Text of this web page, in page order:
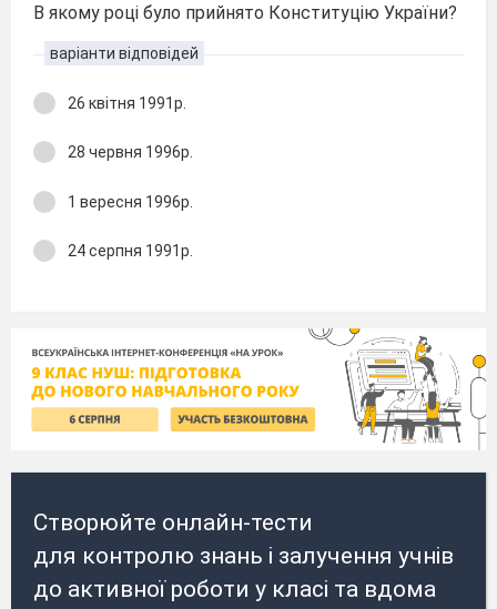
В якому році було прийнято Конституцію України?
варіанти відповідей
26 квітня 1991р.
28 червня 1996р.
1 вересня 1996р.
24 серпня 1991р.
Створюйте онлайн-тести
для контролю знань і залучення учнів
до активної роботи у класі та вдома